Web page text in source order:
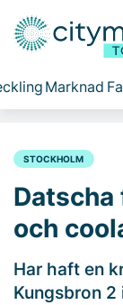
Marknad
STOCKHOLM
och
Har haft en
Kungsbron